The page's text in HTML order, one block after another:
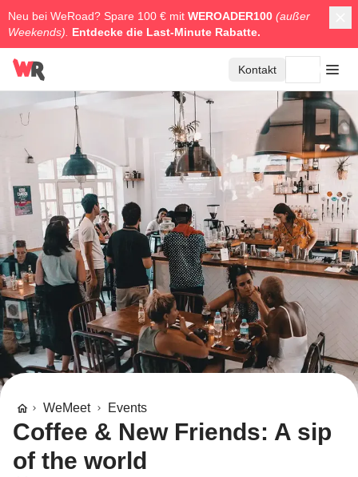
Neu bei WeRoad? Spare 100 € mit WEROADER100 (außer
Weekends).
Entdecke die Last-Minute Rabatte.
Kontakt
WeMeet Events
Coffee & New Friends: A sip
of the world